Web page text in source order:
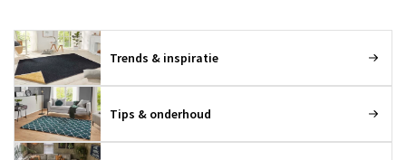
Trends & inspiratie
Tips & onderhoud